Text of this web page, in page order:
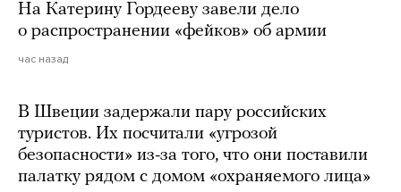
На Катерину Гордееву завели дело
о распространении «фейков» об армии
час назад
В Швеции задержали пару российских
туристов. Их посчитали «угрозой
безопасности» из-за того, что они поставили
палатку рядом с домом «охраняемого лица»